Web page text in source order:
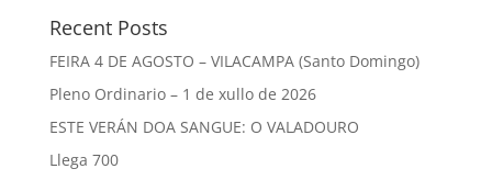
Recent Posts
FEIRA 4 DE AGOSTO – VILACAMPA (Santo Domingo)
Pleno Ordinario – 1 de xullo de 2026
ESTE VERÁN DOA SANGUE: O VALADOURO
Llega 700